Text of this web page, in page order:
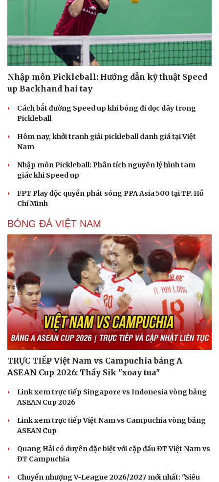
Kể chuyện cho bé
Hạt giống tâm hồn
Nhập môn Pickleball: Hướng dẫn kỹ thuật Speed
up Backhand hai tay
Cách bắt đường Speed up khi bóng đi dọc dây trong
Pickleball
Hôm nay, khởi tranh giải pickleball danh giá tại Việt
Nam
Nhập môn Pickleball: Phân tích nguyên lý hình tam
giác khi Speed up
FPT Play độc quyền phát sóng PPA Asia 500 tại TP. Hồ
Chí Minh
BÓNG ĐÁ VIỆT NAM
TRỰC TIẾP Việt Nam vs Campuchia bảng A
ASEAN Cup 2026: Thầy Sik "xoay tua"
Link xem trực tiếp Singapore vs Indonesia vòng bảng
ASEAN Cup 2026
Link xem trực tiếp Việt Nam vs Campuchia vòng bảng
ASEAN Cup
Quang Hải có duyên đặc biệt với cặp đấu ĐT Việt Nam vs
ĐT Campuchia
Chuyển nhượng V-League 2026/2027 mới nhất: "Siêu